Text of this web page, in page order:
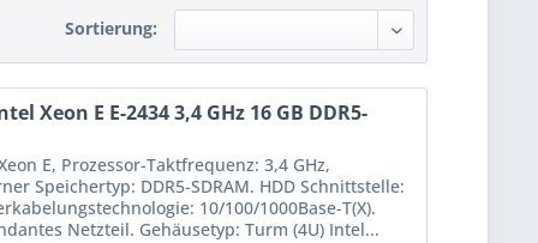
Sortierung:
Xeon E E-2434 3,4 GHz 16 GB DDR5-
E, Prozessor-Taktfrequenz: 3,4 GHz,
Speichertyp: DDR5-SDRAM. HDD Schnittstelle:
10/100/1000Base-T(X).
Netzteil. Gehäusetyp: Turm (4U) Intel...